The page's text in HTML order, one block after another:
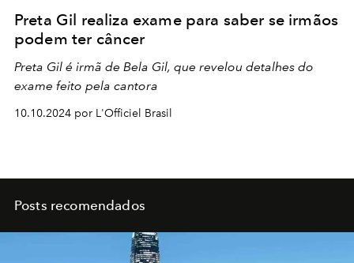
Preta Gil realiza exame para saber se irmãos
podem ter câncer
Preta Gil é irmã de Bela Gil, que revelou detalhes do
exame feito pela cantora
10.10.2024 por L'Officiel Brasil
Posts recomendados